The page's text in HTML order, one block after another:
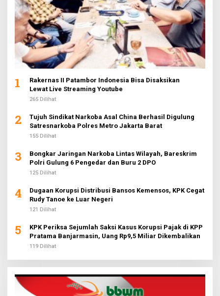
1
Rakernas II Patambor Indonesia Bisa Disaksikan
Lewat Live Streaming Youtube
265 Dilihat
2
Tujuh Sindikat Narkoba Asal China Berhasil Digulung
Satresnarkoba Polres Metro Jakarta Barat
155 Dilihat
3
Bongkar Jaringan Narkoba Lintas Wilayah, Bareskrim
Polri Gulung 6 Pengedar dan Buru 2 DPO
125 Dilihat
4
Dugaan Korupsi Distribusi Bansos Kemensos, KPK Cegat
Rudy Tanoe ke Luar Negeri
121 Dilihat
5
KPK Periksa Sejumlah Saksi Kasus Korupsi Pajak di KPP
Pratama Banjarmasin, Uang Rp9,5 Miliar Dikembalikan
119 Dilihat